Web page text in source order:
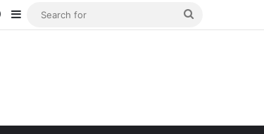
Log InSidebar